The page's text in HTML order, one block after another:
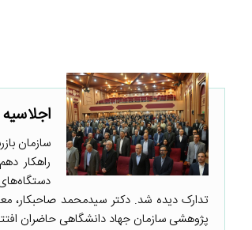
سازمان
راهکار
تدارک دیده شد. دکتر سیدمحمد صاحبکار،
پژوهشی سازمان جهاد دانشگاهی حاضران